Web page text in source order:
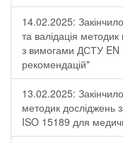
14.02.2025:
та валідація
з вимогами ДСТУ EN
рекомендацій"
13.02.2025:
методик досліджень
ISO 15189 для